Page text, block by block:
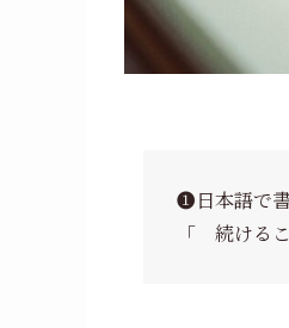
❶日本語で
「 続ける